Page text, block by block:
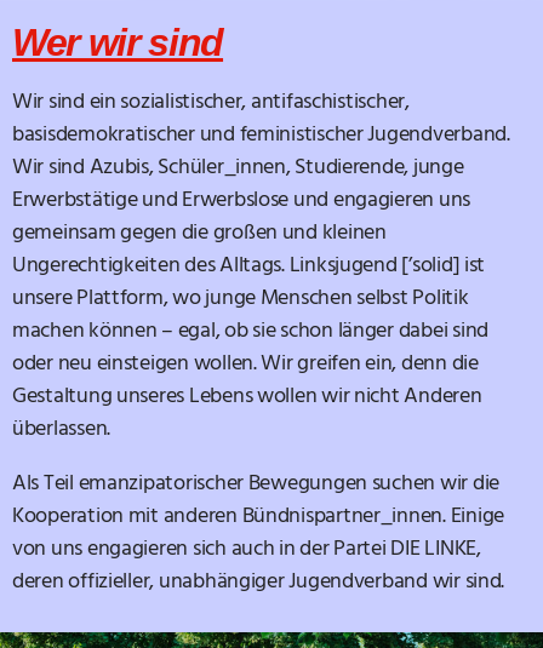
Wer wir sind
Wir sind ein sozialistischer, antifaschistischer,
basisdemokratischer und feministischer Jugendverband.
Wir sind Azubis, Schüler_innen, Studierende, junge
Erwerbstätige und Erwerbslose und engagieren uns
gemeinsam gegen die großen und kleinen
Ungerechtigkeiten des Alltags. Linksjugend [’solid] ist
unsere Plattform, wo junge Menschen selbst Politik
machen können – egal, ob sie schon länger dabei sind
oder neu einsteigen wollen. Wir greifen ein, denn die
Gestaltung unseres Lebens wollen wir nicht Anderen
überlassen.
Als Teil emanzipatorischer Bewegungen suchen wir die
Kooperation mit anderen Bündnispartner_innen. Einige
von uns engagieren sich auch in der Partei DIE LINKE,
deren offizieller, unabhängiger Jugendverband wir sind.